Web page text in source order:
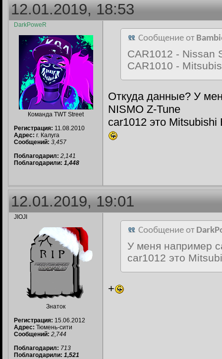
12.01.2019, 18:53
DarkPoweR
Команда TWT Street
Регистрация: 11.08.2010
Адрес: г. Калуга
Сообщений: 3,457
Поблагодарил: 2,141
Поблагодарили: 1,448
Сообщение от
CAR1012 - Nissan
CAR1010 -
Откуда данные? У
NISMO Z-Tune
car1012 это Mitsubishi
12.01.2019, 19:01
JIOJI
Знаток
Регистрация: 15.06.2012
Адрес: Тюмень-сити
Сообщений: 2,744
Поблагодарил: 713
Поблагодарили: 1,521
Сообщение от
У меня например
car1012 это
+